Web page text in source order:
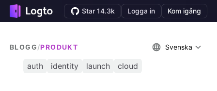
Star 14.3k Logga in Kom igång
BLOGG/PRODUKT Svenska
auth identity launch cloud